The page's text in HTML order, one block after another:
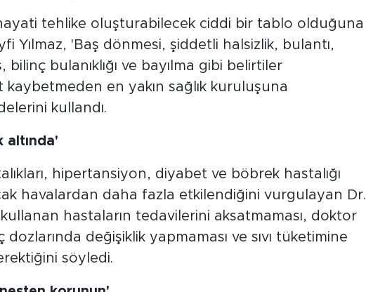
hayati tehlike oluşturabilecek ciddi bir tablo olduğuna
Yılmaz, 'Baş dönmesi, şiddetli halsizlik, bulantı,
bilinç bulanıklığı ve bayılma gibi belirtiler
en yakın sağlık kuruluşuna
kullandı.
altında'
hipertansiyon, diyabet ve böbrek hastalığı
havalardan daha fazla etkilendiğini vurgulayan Dr.
hastaların tedavilerini aksatmaması, doktor
değişiklik yapmaması ve sıvı tüketimine
söyledi.